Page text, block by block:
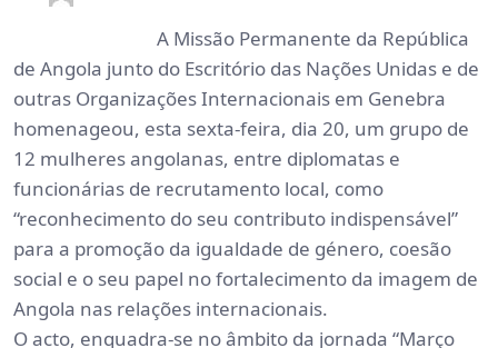
A Missão Permanente da República
de Angola junto do Escritório das Nações Unidas e de
outras Organizações Internacionais em Genebra
homenageou, esta sexta-feira, dia 20, um grupo de
12 mulheres angolanas, entre diplomatas e
funcionárias de recrutamento local, como
“reconhecimento do seu contributo indispensável”
para a promoção da igualdade de género, coesão
social e o seu papel no fortalecimento da imagem de
Angola nas relações internacionais.
O acto, enquadra-se no âmbito da jornada “Março